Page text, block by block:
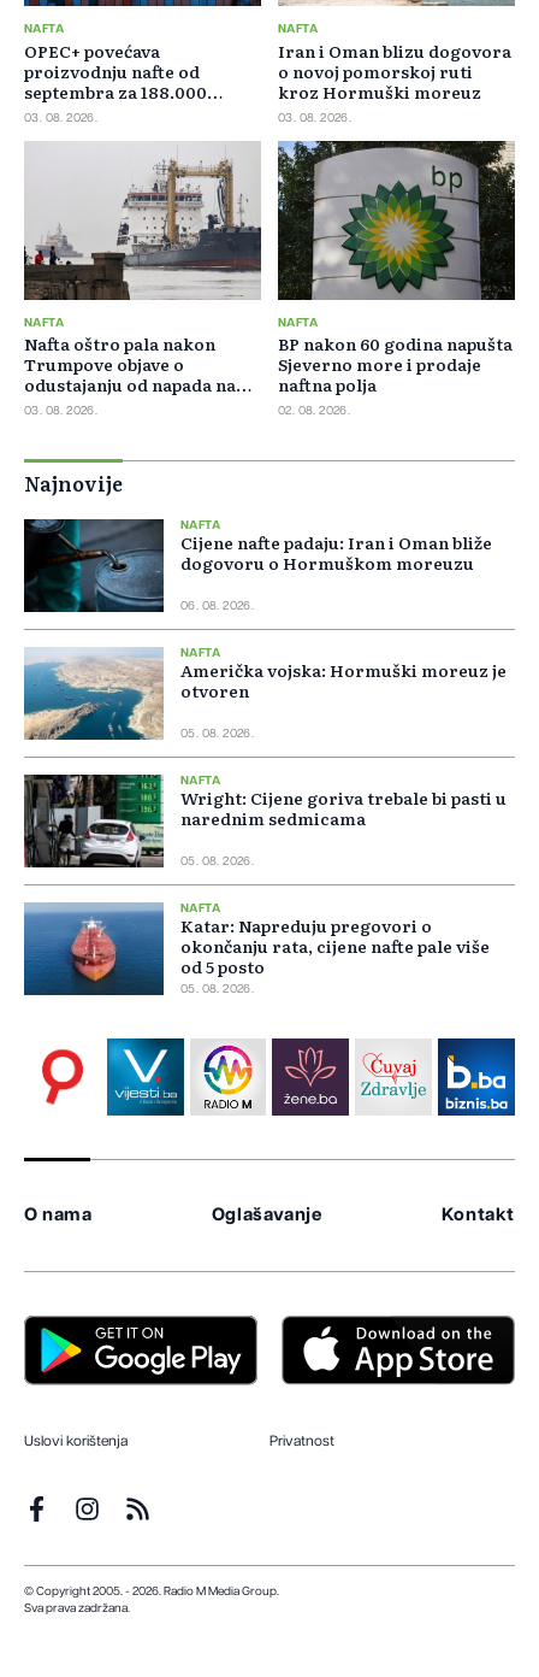
NAFTA
OPEC+ povećava
proizvodnju nafte od
septembra za 188.000
barela dnevno
03. 08. 2026.
NAFTA
Iran i Oman blizu dogovora
o novoj pomorskoj ruti
kroz Hormuški moreuz
03. 08. 2026.
NAFTA
Nafta oštro pala nakon
Trumpove objave o
odustajanju od napada na
Iran
03. 08. 2026.
NAFTA
BP nakon 60 godina napušta
Sjeverno more i prodaje
naftna polja
02. 08. 2026.
Najnovije
NAFTA
Cijene nafte padaju: Iran i Oman bliže
dogovoru o Hormuškom moreuzu
06. 08. 2026.
NAFTA
Američka vojska: Hormuški moreuz je
otvoren
05. 08. 2026.
NAFTA
Wright: Cijene goriva trebale bi pasti u
narednim sedmicama
05. 08. 2026.
NAFTA
Katar: Napreduju pregovori o
okončanju rata, cijene nafte pale više
od 5 posto
05. 08. 2026.
O nama Oglašavanje Kontakt
Uslovi korištenja Privatnost
© Copyright 2005. - 2026. Radio M Media Group.
Sva prava zadržana.